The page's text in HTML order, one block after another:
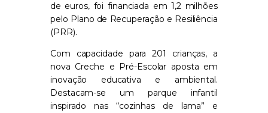
de euros, foi financiada em 1,2 milhões
pelo Plano de Recuperação e Resiliência
(PRR).
Com capacidade para 201 crianças, a
nova Creche e Pré-Escolar aposta em
inovação educativa e ambiental.
Destacam-se um parque infantil
inspirado nas “cozinhas de lama” e